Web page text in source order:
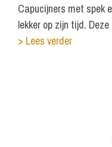
Capucijners met spek
lekker op zijn tijd.
> Lees verder